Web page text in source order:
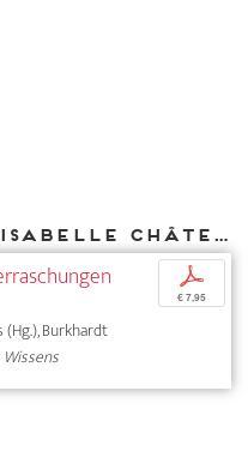
Weitere Texte von Isabelle Châtelet bei DIAPHANES
(Hg.), Burkhardt
p
€ 7,95